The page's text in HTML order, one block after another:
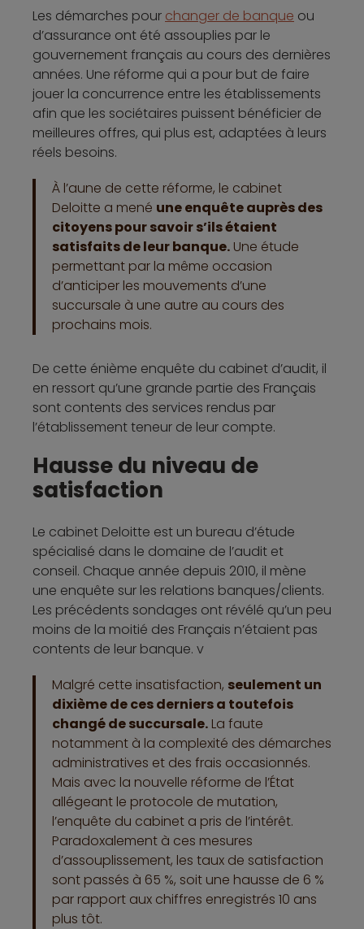
Les démarches pour changer de banque ou
d’assurance ont été assouplies par le
gouvernement français au cours des dernières
années. Une réforme qui a pour but de faire
jouer la concurrence entre les établissements
afin que les sociétaires puissent bénéficier de
meilleures offres, qui plus est, adaptées à leurs
réels besoins.
À l’aune de cette réforme, le cabinet
Deloitte a mené une enquête auprès des
citoyens pour savoir s’ils étaient
satisfaits de leur banque. Une étude
permettant par la même occasion
d’anticiper les mouvements d’une
succursale à une autre au cours des
prochains mois.
De cette énième enquête du cabinet d’audit, il
en ressort qu’une grande partie des Français
sont contents des services rendus par
l’établissement teneur de leur compte.
Hausse du niveau de
satisfaction
Le cabinet Deloitte est un bureau d’étude
spécialisé dans le domaine de l’audit et
conseil. Chaque année depuis 2010, il mène
une enquête sur les relations banques/clients.
Les précédents sondages ont révélé qu’un peu
moins de la moitié des Français n’étaient pas
contents de leur banque. v
Malgré cette insatisfaction, seulement un
dixième de ces derniers a toutefois
changé de succursale. La faute
notamment à la complexité des démarches
administratives et des frais occasionnés.
Mais avec la nouvelle réforme de l’État
allégeant le protocole de mutation,
l’enquête du cabinet a pris de l’intérêt.
Paradoxalement à ces mesures
d’assouplissement, les taux de satisfaction
sont passés à 65 %, soit une hausse de 6 %
par rapport aux chiffres enregistrés 10 ans
plus tôt.